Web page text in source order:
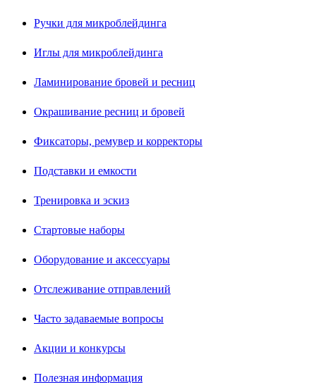
Ручки для микроблейдинга
Иглы для микроблейдинга
Ламинирование бровей и ресниц
Окрашивание ресниц и бровей
Фиксаторы, ремувер и корректоры
Подставки и емкости
Тренировка и эскиз
Стартовые наборы
Оборудование и аксессуары
Отслеживание отправлений
Часто задаваемые вопросы
Акции и конкурсы
Полезная информация